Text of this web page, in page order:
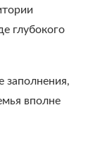
глубокого
заполнения,
вполне